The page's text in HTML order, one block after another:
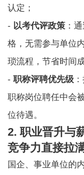
认定；
- 以考代评政策 ：
格，无需参与单位
琐流程，节省时间
-职称评聘优先级
职称岗位聘任中会
位待遇。
2. 职业晋升与
竞争力直接拉
国企、事业单位的